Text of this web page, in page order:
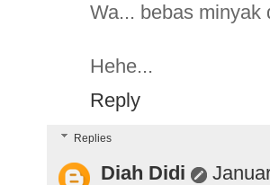
Wa... bebas minyak
Hehe...
Reply
Replies
Diah Didi